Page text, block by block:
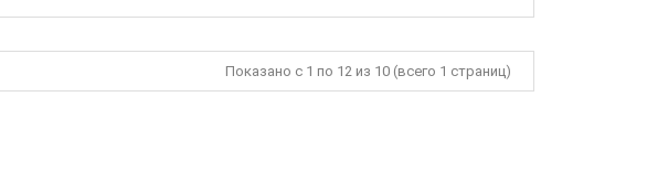
Показано с 1 по 12 из 10 (всего 1 страниц)